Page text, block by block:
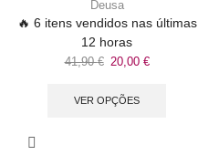
Deusa
🔥 6 itens vendidos nas últimas
12 horas
41,90€ 20,00 €
VER OPÇÕES